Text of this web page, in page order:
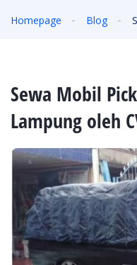
Homepage Blog
Sewa Mobil
Lampung oleh